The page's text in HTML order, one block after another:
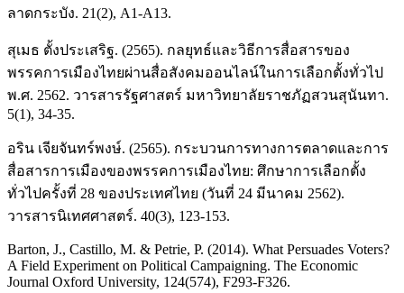
ลาดกระบัง. 21(2), A1-A13.
สุเมธ ตั้งประเสริฐ. (2565). กลยุทธ์และวิธีการสื่อสารของ
พรรคการเมืองไทยผ่านสื่อสังคมออนไลน์ในการเลือกตั้งทั่วไป
พ.ศ. 2562. วารสารรัฐศาสตร์ มหาวิทยาลัยราชภัฏสวนสุนันทา.
5(1), 34-35.
อริน เจียจันทร์พงษ์. (2565). กระบวนการทางการตลาดและการ
สื่อสารการเมืองของพรรคการเมืองไทย: ศึกษาการเลือกตั้ง
ทั่วไปครั้งที่ 28 ของประเทศไทย (วันที่ 24 มีนาคม 2562).
วารสารนิเทศศาสตร์. 40(3), 123-153.
Barton, J., Castillo, M. & Petrie, P. (2014). What Persuades Voters?
A Field Experiment on Political Campaigning. The Economic
Journal Oxford University, 124(574), F293-F326.